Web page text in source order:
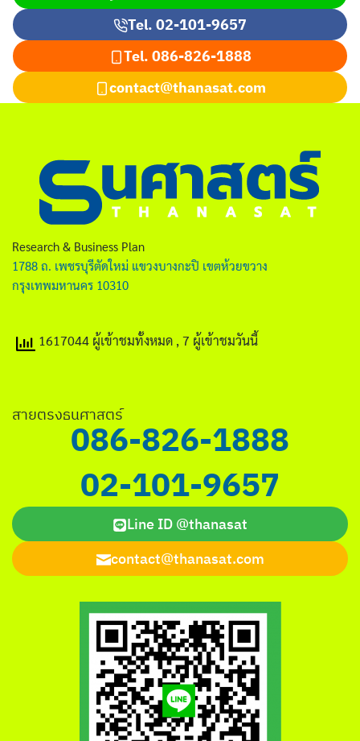
Tel. 02-101-9657
Tel. 086-826-1888
contact@thanasat.com
Research & Business Plan
1788 ถ. เพชรบุรีตัดใหม่ แขวงบางกะปิ เขตห้วยขวาง
กรุงเทพมหานคร 10310
1617044 ผู้เข้าชมทั้งหมด , 7 ผู้เข้าชมวันนี้
สายตรงธนศาสตร์
086-826-1888
02-101-9657
Line ID @thanasat
contact@thanasat.com